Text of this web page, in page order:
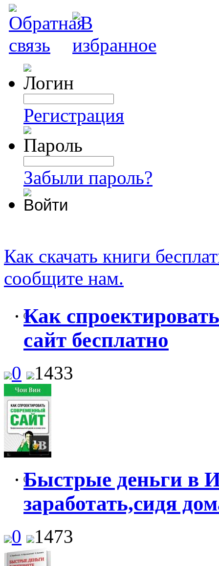
Регистрация
Забыли пароль?
Как скачать книги
сообщите нам.
0
Как
сайт бесплатно
0 1433
0
Быстрые деньги в
заработать,сидя
0 1473